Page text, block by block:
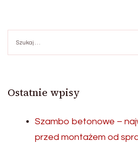
Ostatnie wpisy
Szambo betonowe –
przed montażem od